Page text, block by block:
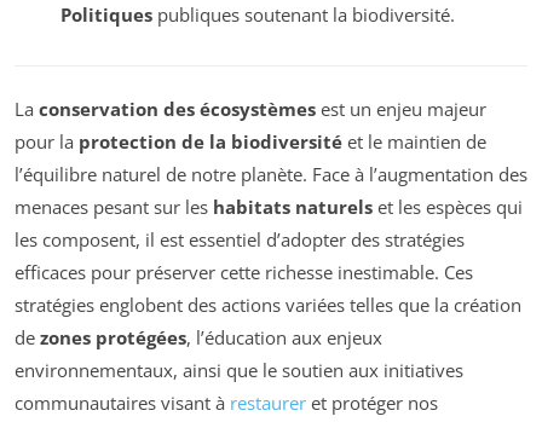
Politiquespubliques soutenant la biodiversité.
La conservation des écosystèmes est un enjeu majeur
pour la protection de la biodiversité et le maintien de
l’équilibre naturel de notre planète. Face à l’augmentation des
menaces pesant sur les habitats naturels et les espèces qui
les composent, il est essentiel d’adopter des stratégies
efficaces pour préserver cette richesse inestimable. Ces
stratégies englobent des actions variées telles que la création
de zones protégées, l’éducation aux enjeux
environnementaux, ainsi que le soutien aux initiatives
communautaires visant à restaurer et protéger nos